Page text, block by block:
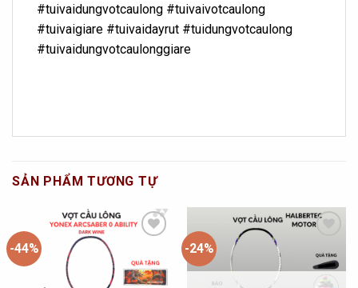
#tuivaidungvotcaulong #tuivaivotcaulong
#tuivaigiare #tuivaidayrut #tuidungvotcaulong
#tuivaidungvotcaulonggiare
SẢN PHẨM TƯƠNG TỰ
-44%
Wishlist
-24%
Wishlist